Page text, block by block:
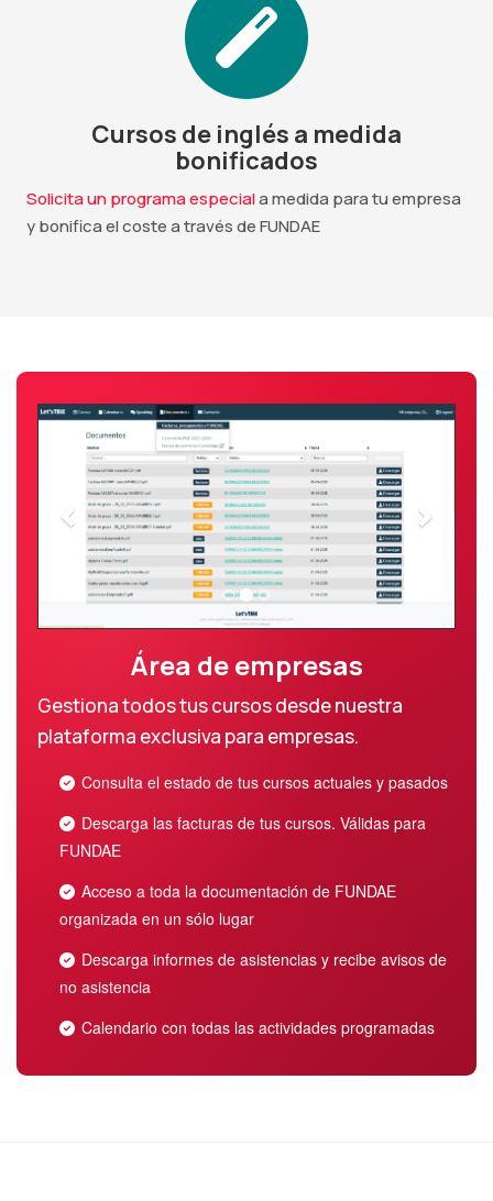
Cursos de inglés a medida
bonificados
Solicita un programa especiala medida para tu empresa
y bonifica el coste a través de FUNDAE
Anterior
Área de empresas
Gestiona todos tus cursos desde nuestra
plataforma exclusiva para empresas.
Consulta el estado de tus cursos actuales y pasados
Descarga las facturas de tus cursos. Válidas para
FUNDAE
Acceso a toda la documentación de FUNDAE
organizada en un sólo lugar
Descarga informes de asistencias y recibe avisos de
no asistencia
Calendario con todas las actividades programadas